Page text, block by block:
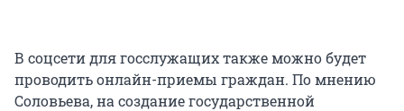
В соцсети для госслужащих также можно будет
проводить онлайн-приемы граждан. По мнению
Соловьева, на создание государственной